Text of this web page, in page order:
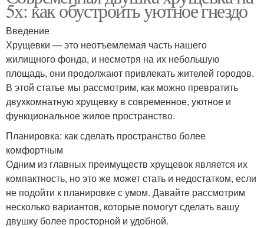
5х: как обустроить уютное гнездо
Введение
Хрущевки — это неотъемлемая часть нашего
жилищного фонда, и несмотря на их небольшую
площадь, они продолжают привлекать жителей городов.
В этой статье мы рассмотрим, как можно превратить
двухкомнатную хрущевку в современное, уютное и
функциональное жилое пространство.
Планировка: как сделать пространство более
комфортным
Одним из главных преимуществ хрущевок является их
компактность, но это же может стать и недостатком, если
не подойти к планировке с умом. Давайте рассмотрим
несколько вариантов, которые помогут сделать вашу
двушку более просторной и удобной.